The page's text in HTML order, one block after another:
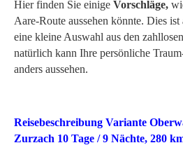
Hier finden Sie einige Vorschläge,
Aare-Route aussehen könnte. Dies
eine kleine Auswahl aus den
natürlich kann Ihre persönliche
anders aussehen.
Reisebeschreibung Variante
Zurzach 10 Tage / 9 Nächte, 280